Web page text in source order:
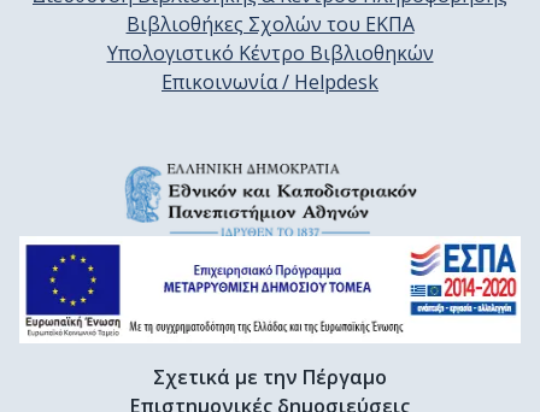
Βιβλιοθήκες Σχολών του ΕΚΠΑ
Υπολογιστικό Κέντρο Βιβλιοθηκών
Επικοινωνία / Helpdesk
Σχετικά με την Πέργαμο
Επιστημονικές δημοσιεύσεις